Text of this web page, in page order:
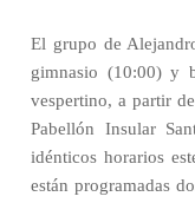
El grupo de
gimnasio (10:00) y
vespertino, a partir
Pabellón Insular
idénticos horarios
están programadas